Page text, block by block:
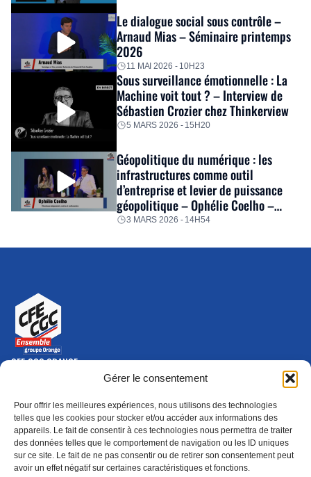
Gérer le consentement
Pour offrir les meilleures expériences, nous utilisons des technologies
telles que les cookies pour stocker et/ou accéder aux informations des
appareils. Le fait de consentir à ces technologies nous permettra de traiter
des données telles que le comportement de navigation ou les ID uniques
sur ce site. Le fait de ne pas consentir ou de retirer son consentement peut
avoir un effet négatif sur certaines caractéristiques et fonctions.
Le dialogue social sous contrôle –
Arnaud Mias – Séminaire printemps
2026
11 MAI 2026 - 10H23
Sous surveillance émotionnelle : La
Machine voit tout ? – Interview de
Sébastien Crozier chez Thinkerview
5 MARS 2026 - 15H20
Géopolitique du numérique : les
infrastructures comme outil
d’entreprise et levier de puissance
géopolitique – Ophélie Coelho –
Séminaire hiver 2026
3 MARS 2026 - 14H54
CFE-CGC ORANGE
10-12 rue Saint Amand, 75015 Paris Cedex 15
Nous contacter
01 46 79 28 74
S'ABONNER(NOUVELLE FENÊTRE)
ADHÉRER
Épargne Formation